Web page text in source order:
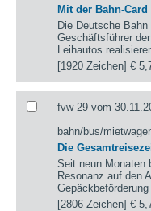
Mit der Bahn-
Die Deutsche
Geschäftsführer
Leihautos
[1920 Zeichen]€
fvw 29 vom
bahn/bus/
Die
Seit neun Monaten
Resonanz auf den
[2806 Zeichen]€